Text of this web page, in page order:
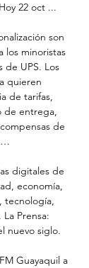
22 oct ...
son
los minoristas
de UPS. Los
quieren
de tarifas,
de entrega,
de
…
digitales de
economía,
tecnología,
Prensa:
nuevo siglo.
Guayaquil a